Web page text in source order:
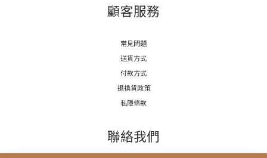
顧客服務
常見問題
送貨方式
付款方式
退換貨政策
私隱條款
聯絡我們